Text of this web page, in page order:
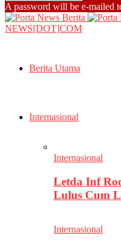
A password will be e-mailed
NEWS[DOT]COM
Berita Utama
Internasional
Internasional
Letda Inf
Lulus Cum
Internasional